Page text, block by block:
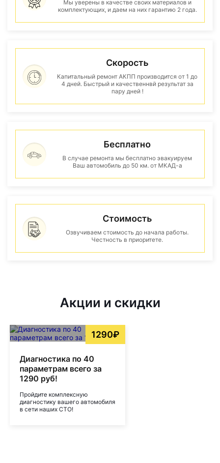
Мы уверены в качестве своих материалов и
комплектующих, и даем на них гарантию 2 года.
Скорость
Капитальный ремонт АКПП производится от 1 до
4 дней. Быстрый и качественнвй результат за
пару дней !
Бесплатно
В случае ремонта мы бесплатно эвакуируем
Ваш автомобиль до 50 км. от МКАД-а
Стоимость
Озвучиваем стоимость до начала работы.
Честность в приоритете.
Акции и скидки
1290₽
Диагностика по 40
параметрам всего за
1290 руб!
Пройдите комплексную
диагностику вашего автомобиля
в сети наших СТО!